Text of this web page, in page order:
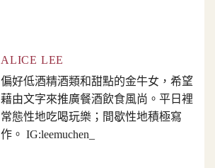
ALICE LEE
偏好低酒精酒類和甜點的金牛女，希望
藉由文字來推廣餐酒飲食風尚。平日裡
常態性地吃喝玩樂；間歇性地積極寫
作。 IG:leemuchen_